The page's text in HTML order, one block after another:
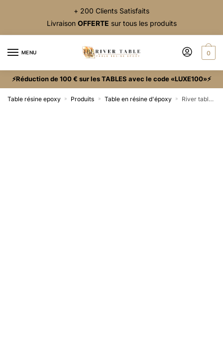
+ 200 Clients Satisfaits
Livraison OFFERTE sur tous les produits
MENU 0
⚡Réduction de 100 € sur les TABLES avec le code «LUXE100»⚡
Table résine epoxy » Produits » Table en résine d'époxy » River table bleu